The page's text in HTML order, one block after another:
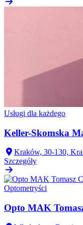
Usługi dla każdego
Keller-Skomska
Kraków, 30-130,
Szczegóły
Optometryści
Opto MAK